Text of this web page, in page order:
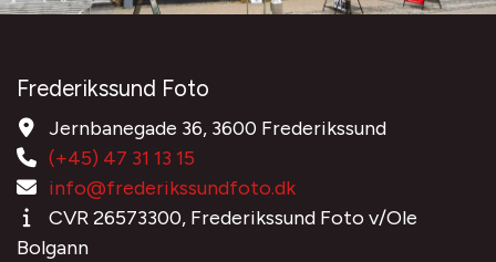
Frederikssund Foto
Jernbanegade 36, 3600 Frederikssund
(+45) 47 31 13 15
info@frederikssundfoto.dk
CVR 26573300, Frederikssund Foto v/Ole
Bolgann